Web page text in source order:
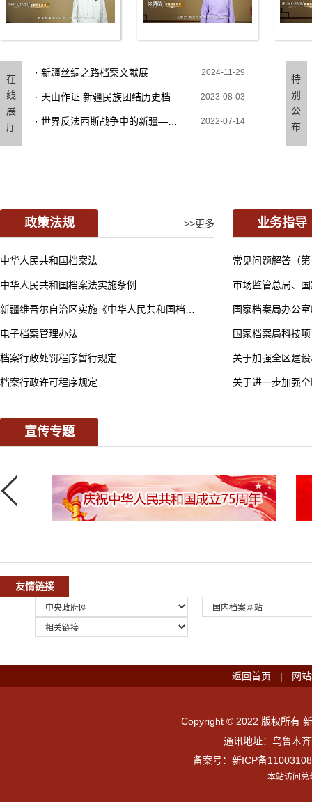
在
线
展
厅
2024-11-29
· 新疆丝绸之路档案文献展
2023-08-03
2022-07-14
· 世界反法西斯战争中的新疆——纪念...
特
别
公
布
政策法规 >>更多
中华人民共和国档案法
中华人民共和国档案法实施条例
电子档案管理办法
档案行政处罚程序暂行规定
档案行政许可程序规定
业务指导
常见问题解答（
国家档案局科技
关于加强全区建
宣传专题
友情链接
返回首页 | 网
Copyright © 2022 版权所有
通讯地址：乌鲁木
备案号： 新ICP备
本站访问